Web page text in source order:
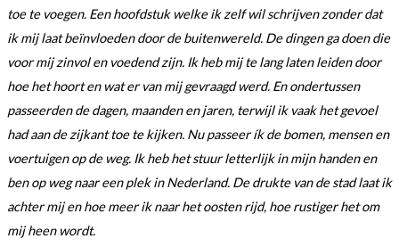
toe te voegen. Een hoofdstuk welke ik zelf wil schrijven zonder dat
ik mij laat beïnvloeden door de buitenwereld. De dingen ga doen die
voor mij zinvol en voedend zijn. Ik heb mij te lang laten leiden door
hoe het hoort en wat er van mij gevraagd werd. En ondertussen
passeerden de dagen, maanden en jaren, terwijl ik vaak het gevoel
had aan de zijkant toe te kijken. Nu passeer ík de bomen, mensen en
voertuigen op de weg. Ik heb het stuur letterlijk in mijn handen en
ben op weg naar een plek in Nederland. De drukte van de stad laat ik
achter mij en hoe meer ik naar het oosten rijd, hoe rustiger het om
mij heen wordt.